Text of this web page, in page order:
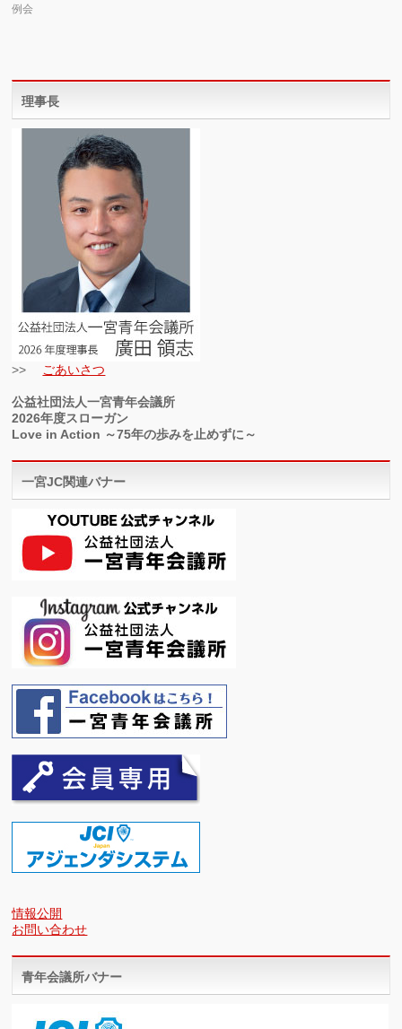
例会
理事長
>> ごあいさつ
公益社団法人一宮青年会議所
2026年度スローガン
Love in Action ～75年の歩みを止めずに～
一宮JC関連バナー
情報公開
お問い合わせ
青年会議所バナー